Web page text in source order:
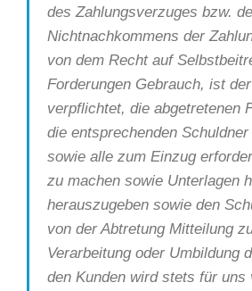
des Zahlungsverzuges bzw.
Nichtnachkommens der
von dem Recht auf
Forderungen Gebrauch, ist
verpflichtet, die abgetretenen
die entsprechenden
sowie alle zum Einzug
zu machen sowie Unterlagen
herauszugeben sowie den
von der Abtretung Mitteilung
Verarbeitung oder Umbildung
den Kunden wird stets für uns